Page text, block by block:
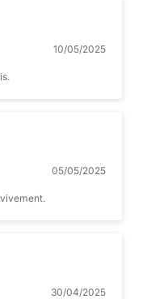
10/05/2025
05/05/2025
30/04/2025